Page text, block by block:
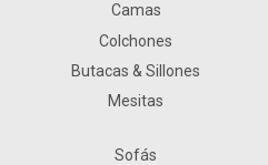
Camas
Colchones
Butacas & Sillones
Mesitas
Sofás